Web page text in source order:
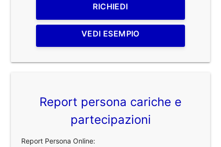
RICHIEDI
VEDI ESEMPIO
Report persona cariche e
partecipazioni
Report Persona Online: